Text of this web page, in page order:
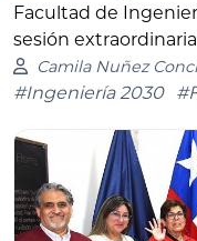
Facultad de
sesión
Camila Nuñez
#Ingeniería 2030